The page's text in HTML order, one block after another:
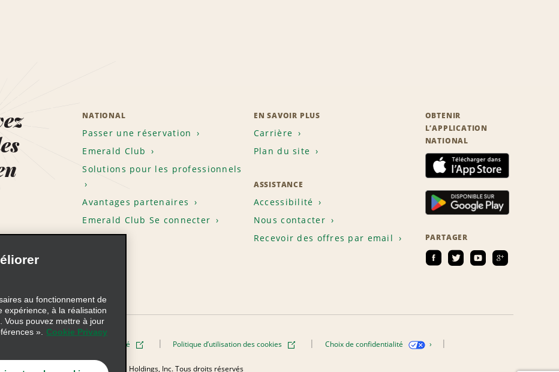
NATIONAL
Passer une réservation
Emerald Club
Solutions pour les professionnels
Avantages partenaires
Emerald Club Se connecter
EN SAVOIR PLUS
Carrière
Plan du site
ASSISTANCE
Accessibilité
Nous contacter
Recevoir des offres par email
OBTENIR
L’APPLICATION
NATIONAL
PARTAGER
Politique de confidentialité Politique d’utilisation des cookies Choix de confidentialité
© 2026 Enterprise Holdings, Inc. Tous droits réservés
au fonctionnement de
expérience, à la réalisation
Vous pouvez mettre à jour
».
Cookie Privacy